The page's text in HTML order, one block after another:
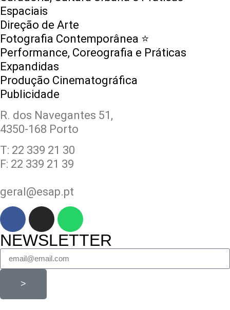
Espaciais
Direção de Arte
Fotografia Contemporânea ⭐️
Performance, Coreografia e Práticas
Expandidas
Produção Cinematográfica
Publicidade
R. dos Navegantes 51,
4350-168 Porto
T: 22 339 21 30
F: 22 339 21 39
geral@esap.pt
NEWSLETTER
>